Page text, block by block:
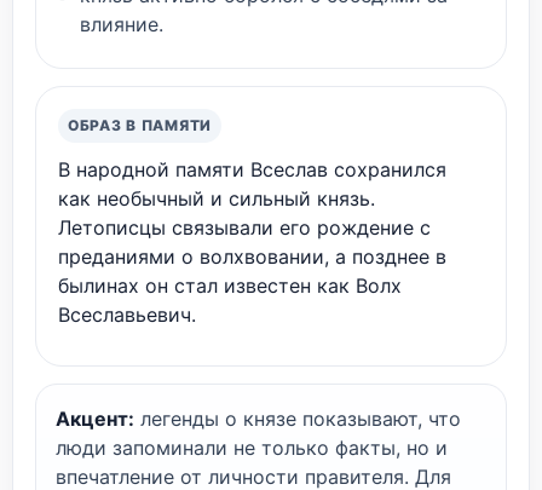
влияние.
ОБРАЗ В ПАМЯТИ
В народной памяти Всеслав сохранился
как необычный и сильный князь.
Летописцы связывали его рождение с
преданиями о волхвовании, а позднее в
былинах он стал известен как Волх
Всеславьевич.
Акцент: легенды о князе показывают, что
люди запоминали не только факты, но и
впечатление от личности правителя. Для